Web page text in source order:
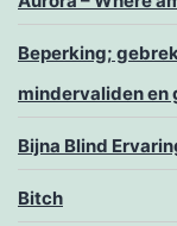
Beperking;
mindervaliden en
Bijna Blind
Bitch